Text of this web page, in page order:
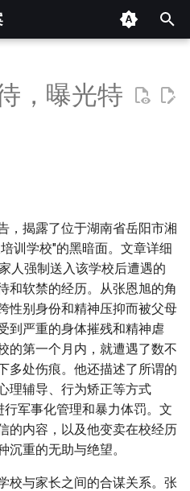
，曝光特
，揭露了位于湖南省岳阳市湘
训学校"的黑暗面。文章详细
人强制送入该学校后遭遇的
和软禁的经历。从张恩旭的角
性别身份和精神压抑而被父母
到严重的身体摧残和精神虐
的第一个月内，就遭遇了数不
多处伤痕。他还描述了所谓的
理辅导、行为矫正等方式
军事化管理和暴力体罚。文
的内容，以及他变卖在校经历
沉重的无助与绝望。
校与家长之间的合谋关系。张